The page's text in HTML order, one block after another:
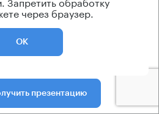
естественная
презентацию
через браузер.
ОК